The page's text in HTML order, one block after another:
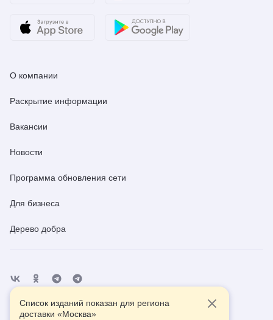
О компании
Раскрытие информации
Вакансии
Новости
Программа обновления сети
Для бизнеса
Дерево добра
Помощь Контакты
Список изданий показан для региона
доставки «Москва»